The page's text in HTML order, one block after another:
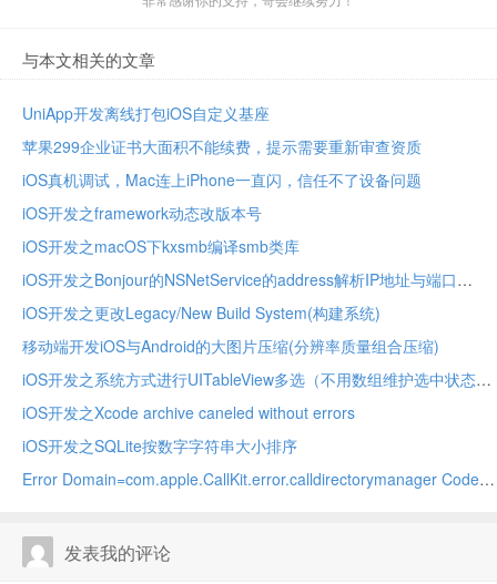
与本文相关的文章
UniApp开发离线打包iOS自定义基座
苹果299企业证书大面积不能续费，提示需要重新审查资质
iOS真机调试，Mac连上iPhone一直闪，信任不了设备问题
iOS开发之framework动态改版本号
iOS开发之macOS下kxsmb编译smb类库
iOS开发之Bonjour的NSNetService的address解析IP地址与端口
iOS开发之更改Legacy/New Build System(构建系统)
移动端开发iOS与Android的大图片压缩(分辨率质量组合压缩)
iOS开发之系统方式进行UITableView多选（不用数组维护选中状态）
iOS开发之Xcode archive caneled without errors
iOS开发之SQLite按数字字符串大小排序
Error Domain=com.apple.CallKit.error.calldirectorymanager Code
发表我的评论